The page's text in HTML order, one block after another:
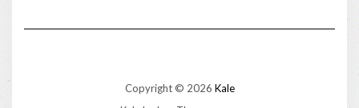
Copyright © 2026 Kale